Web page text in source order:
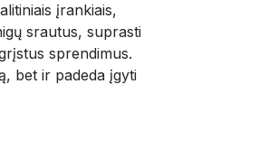
įrankiais,
srautus, suprasti
sprendimus.
bet ir padeda įgyti